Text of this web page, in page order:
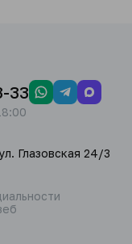
33
Глазовская 24/3